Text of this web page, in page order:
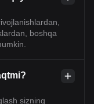
boshqa
sizning